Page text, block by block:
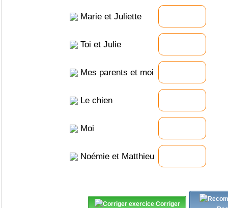
Marie et Juliette
Toi et Julie
Mes parents et moi
Le chien
Moi
Noémie et Matthieu
Corriger